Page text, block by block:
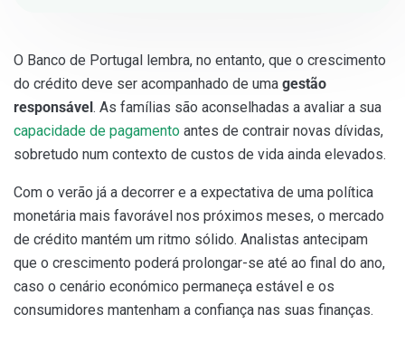
O Banco de Portugal lembra, no entanto, que o crescimento
do crédito deve ser acompanhado de uma gestão
responsável . As famílias são aconselhadas a avaliar a sua
capacidade de pagamento antes de contrair novas dívidas,
sobretudo num contexto de custos de vida ainda elevados.
Com o verão já a decorrer e a expectativa de uma política
monetária mais favorável nos próximos meses, o mercado
de crédito mantém um ritmo sólido. Analistas antecipam
que o crescimento poderá prolongar-se até ao final do ano,
caso o cenário económico permaneça estável e os
consumidores mantenham a confiança nas suas finanças.